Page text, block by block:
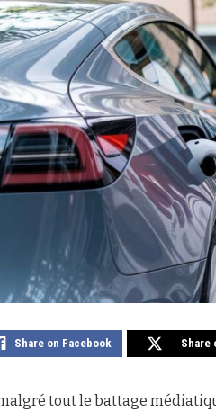
Share on Facebook Share
tout le battage